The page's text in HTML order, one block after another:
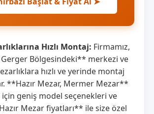
Hızlı Montaj: Firmamız,
Bölgesindeki** merkezi ve
hızlı ve yerinde montaj
**Hazır Mezar, Mermer Mezar**
için geniş model seçenekleri ve
Mezar fiyatları** ile size özel